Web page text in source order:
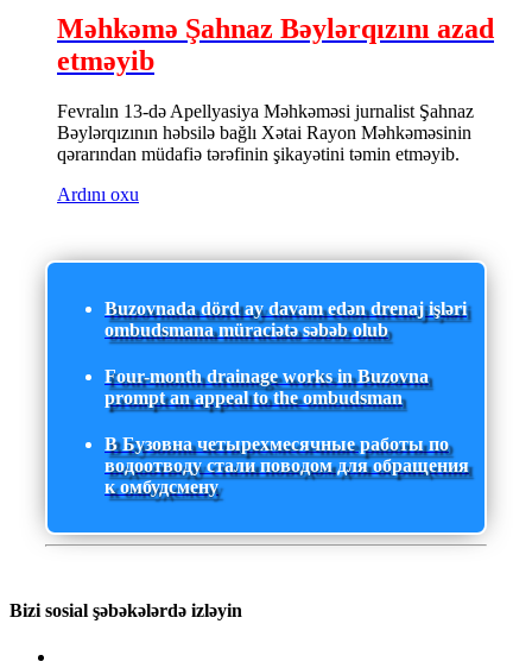
Məhkəmə Şahnaz Bəylərqızını azad
etməyib
Fevralın 13-də Apellyasiya Məhkəməsi jurnalist Şahnaz
Bəylərqızının həbsilə bağlı Xətai Rayon Məhkəməsinin
qərarından müdafiə tərəfinin şikayətini təmin etməyib.
Ardını oxu
Buzovnada dörd ay davam edən drenaj işləri
ombudsmana müraciətə səbəb olub
Four-month drainage works in Buzovna
prompt an appeal to the ombudsman
В Бузовна четырехмесячные работы по
водоотводу стали поводом для обращения
к омбудсмену
Bizi sosial şəbəkələrdə izləyin